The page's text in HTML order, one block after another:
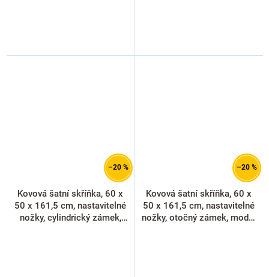
–20 %
Kovová šatní skříňka, 60 x
50 x 161,5 cm, nastavitelné
nožky, cylindrický zámek,
–20 %
Kovová šatní skříňka, 60 x
50 x 161,5 cm, nastavitelné
nožky, otočný zámek, modrá